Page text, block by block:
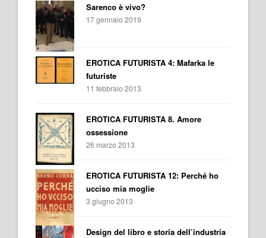
Sarenco è vivo?
17 gennaio 2019
EROTICA FUTURISTA 4: Mafarka le
futuriste
11 febbraio 2013
EROTICA FUTURISTA 8. Amore
ossessione
26 marzo 2013
EROTICA FUTURISTA 12: Perché ho
ucciso mia moglie
3 giugno 2013
Design del libro e storia dell’industria